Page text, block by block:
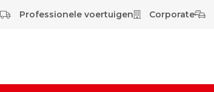
Professionele voertuigen Corporate